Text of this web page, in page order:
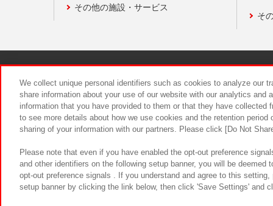
その他の施設・サービス
そ
食品のご
We collect unique personal identifiers such as cookies to analyze our
share information about your use of our website with our analytics and
information that you have provided to them or that they have
to see more details about how we use cookies and the retention
sharing of your information with our partners. Please click [Do Not
Please note that even if you have enabled the opt-out preference
and other identifiers on the following setup banner, you will be
opt-out preference signals . If you understand and agree to this
setup banner by clicking the link below, then click 'Save Settings' and